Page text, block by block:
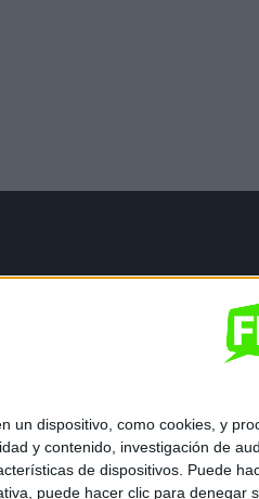
un dispositivo, como cookies, y
y contenido, investigación de
de dispositivos. Puede
puede hacer clic para
legal